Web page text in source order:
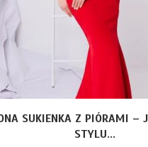
SUKIENKA Z PIÓRAMI –
STYLU...